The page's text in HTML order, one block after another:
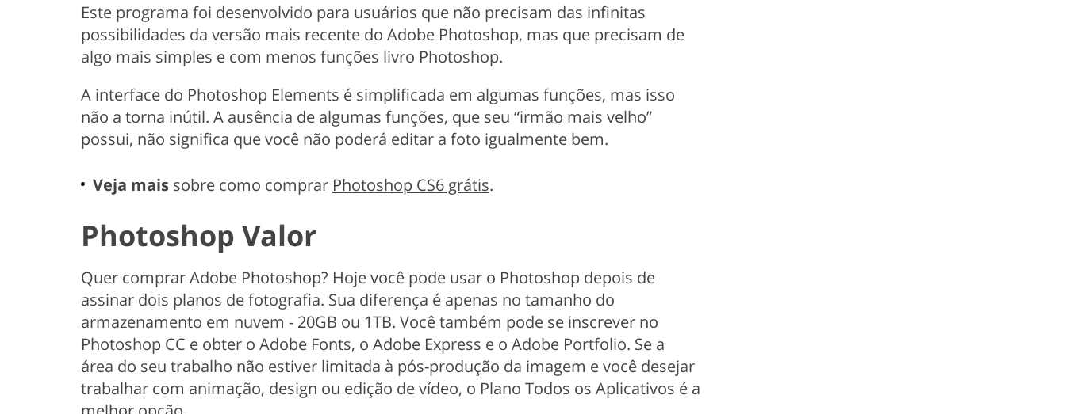
Este programa foi desenvolvido para usuários que não precisam das infinitas
possibilidades da versão mais recente do Adobe Photoshop, mas que precisam de
algo mais simples e com menos funções livro Photoshop.
A interface do Photoshop Elements é simplificada em algumas funções, mas isso
não a torna inútil. A ausência de algumas funções, que seu “irmão mais velho”
possui, não significa que você não poderá editar a foto igualmente bem.
Veja mais sobre como comprar Photoshop CS6 grátis.
Photoshop Valor
Quer comprar Adobe Photoshop? Hoje você pode usar o Photoshop depois de
assinar dois planos de fotografia. Sua diferença é apenas no tamanho do
armazenamento em nuvem - 20GB ou 1TB. Você também pode se inscrever no
Photoshop CC e obter o Adobe Fonts, o Adobe Express e o Adobe Portfolio. Se a
área do seu trabalho não estiver limitada à pós-produção da imagem e você desejar
trabalhar com animação, design ou edição de vídeo, o Plano Todos os Aplicativos é a